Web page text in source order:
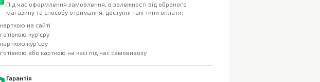
Під час оформлення замовлення, в залежності від обраного
магазину та способу отримання, доступні такі типи оплати:
карткою на сайті
готівкою кур'єру
карткою кур'єру
готівкою або карткою на касі під час самовивозу
Гарантія